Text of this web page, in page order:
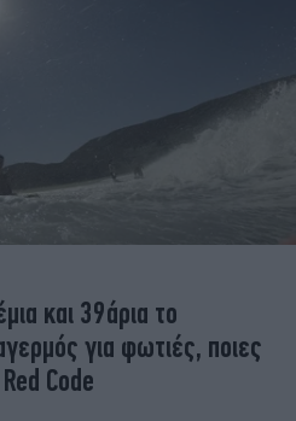
και 39άρια το
για φωτιές, ποιες
Code